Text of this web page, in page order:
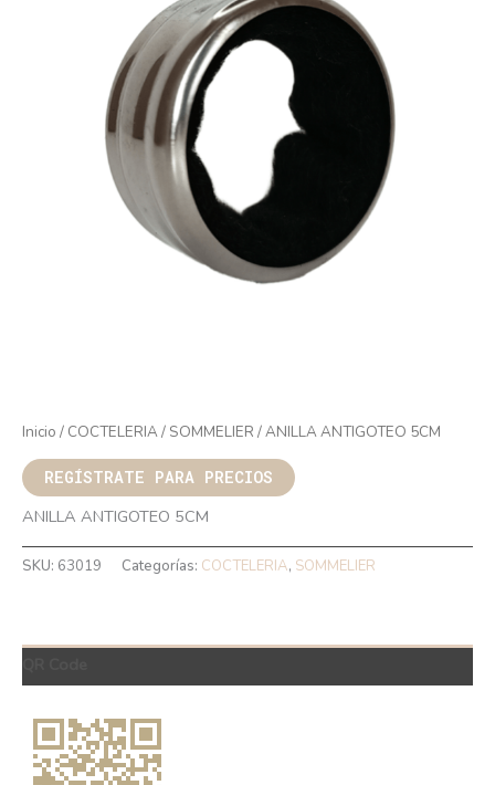
Inicio / COCTELERIA/ SOMMELIER / ANILLA ANTIGOTEO 5CM
REGÍSTRATE PARA PRECIOS
ANILLA ANTIGOTEO 5CM
SKU: 63019 Categorías: COCTELERIA, SOMMELIER